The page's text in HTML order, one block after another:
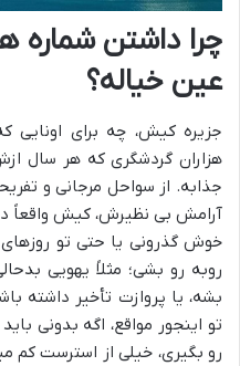
چرا داشتن
عین خیاله؟
جزیره کیش، چه برای اونایی
هزاران گردشگری که هر سال
جذابه. از سواحل مرجانی و
آرامش بی نظیرش، کیش واقعاً
خوش گذرونی یا حتی تو
روبه رو بشی؛ مثلاً یهویی
بشه، یا پروازت تأخیر داشته
تو اینجور مواقع، اگه بدونی
رو بگیری، خیلی از استرست